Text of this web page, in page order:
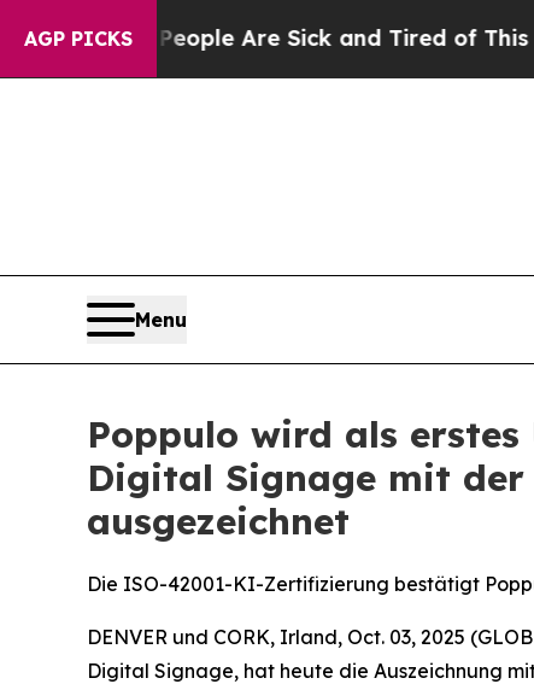
AGP PICKS
“People Are Sick and Tired of This Politics
Menu
Poppulo wird als
Digital Signage mit
ausgezeichnet
Die ISO-42001-KI-Zertifizierung bestätigt
DENVER und CORK, Irland, Oct. 03, 2025
Digital Signage, hat heute die Auszeichnung